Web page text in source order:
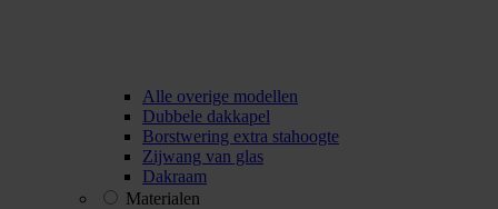
Alle overige modellen
Dubbele dakkapel
Borstwering extra stahoogte
Zijwang van glas
Dakraam
Materialen